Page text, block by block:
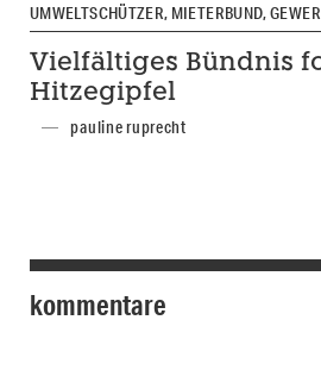
UMWELTSCHÜTZER, MIETERBUND,
Vielfältiges Bündnis
Hitzegipfel
pauline ruprecht
kommentare